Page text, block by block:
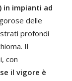
in impianti ad
delle
profondi
Il
con
se il vigore è